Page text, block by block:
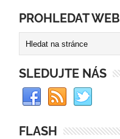
PROHLEDAT WEB
SLEDUJTE NÁS
FLASH